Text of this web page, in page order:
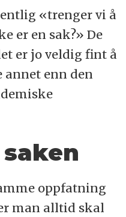
«trenger vi å
er en sak?» De
er jo veldig fint å
annet enn den
oppfatning
man alltid skal